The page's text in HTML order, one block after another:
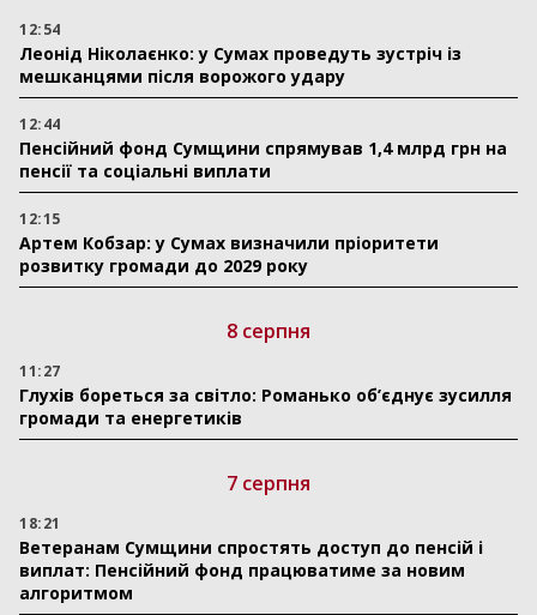
12:54
Леонід Ніколаєнко: у Сумах проведуть зустріч із
мешканцями після ворожого удару
12:44
Пенсійний фонд Сумщини спрямував 1,4 млрд грн на
пенсії та соціальні виплати
12:15
Артем Кобзар: у Сумах визначили пріоритети
розвитку громади до 2029 року
8 серпня
11:27
Глухів бореться за світло: Романько об’єднує зусилля
громади та енергетиків
7 серпня
18:21
Ветеранам Сумщини спростять доступ до пенсій і
виплат: Пенсійний фонд працюватиме за новим
алгоритмом